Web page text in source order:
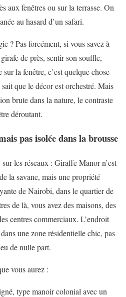
aux fenêtres ou sur la terrasse. On
au hasard d’un safari.
? Pas forcément, si vous savez à
de près, sentir son souffle,
la fenêtre, c’est quelque chose
que le décor est orchestré. Mais
brute dans la nature, le contraste
déroutant.
pas isolée dans la brousse
les réseaux : Giraffe Manor n’est
la savane, mais une propriété
de Nairobi, dans le quartier de
de là, vous avez des maisons, des
centres commerciaux. L’endroit
une zone résidentielle chic, pas
de nulle part.
vous aurez :
type manoir colonial avec un